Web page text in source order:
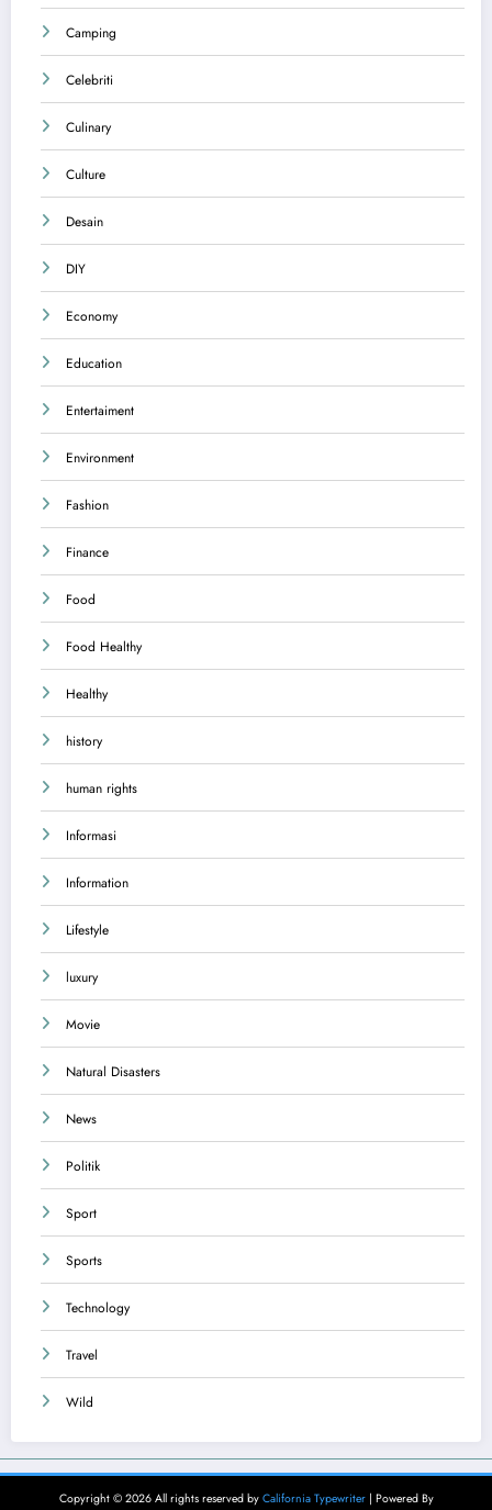
Camping
Celebriti
Culinary
Culture
Desain
DIY
Economy
Education
Entertaiment
Environment
Fashion
Finance
Food
Food Healthy
Healthy
history
human rights
Informasi
Information
Lifestyle
luxury
Movie
Natural Disasters
News
Politik
Sport
Sports
Technology
Travel
Wild
Copyright © 2026 All rights reserved by California Typewriter| Powered By